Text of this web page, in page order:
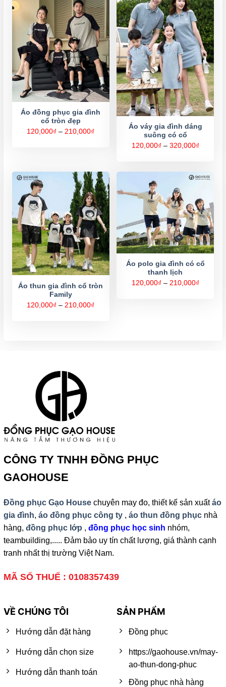
Áo đồng phục gia đình
cổ tròn đẹp
120,000₫ – 210,000₫
Áo váy gia đình dáng
suông có cổ
120,000₫ – 320,000₫Khoảng
Áo thun gia đình cổ tròn
Family
120,000₫ – 210,000₫
Áo polo gia đình có cổ
thanh lịch
120,000₫ – 210,000₫Khoảng
CÔNG TY TNHH ĐỒNG PHỤC
GAOHOUSE
Đồng phục Gạo Housechuyên may đo, thiết kế sản xuấtáo
gia đình, áo đồng phục công ty, áo thun đồng phụcnhà
hàng, đồng phục lớp , đồng phục học sinh nhóm,
teambuilding,..... Đảm bảo uy tín chất lượng, giá thành cạnh
tranh nhất thị trường Việt Nam.
MÃ SỐ THUẾ : 0108357439
VỀ CHÚNG TÔI
Hướng dẫn đặt hàng
Hướng dẫn chọn size
Hướng dẫn thanh toán
SẢN PHẨM
Đồng phục
https://gaohouse.vn/may-
ao-thun-dong-phuc
Đồng phục nhà hàng